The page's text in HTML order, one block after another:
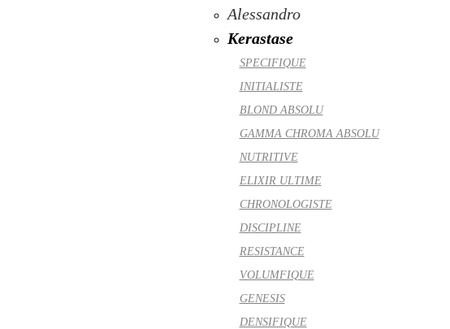
Alessandro
Kerastase
SPECIFIQUE
INITIALISTE
BLOND ABSOLU
GAMMA CHROMA ABSOLU
NUTRITIVE
ELIXIR ULTIME
CHRONOLOGISTE
DISCIPLINE
RESISTANCE
VOLUMFIQUE
GENESIS
DENSIFIQUE